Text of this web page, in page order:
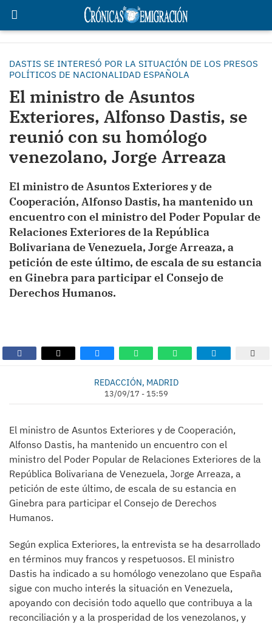
DASTIS SE INTERESÓ POR LA SITUACIÓN DE LOS PRESOS
POLÍTICOS DE NACIONALIDAD ESPAÑOLA
El ministro de Asuntos
Exteriores, Alfonso Dastis, se
reunió con su homólogo
venezolano, Jorge Arreaza
El ministro de Asuntos Exteriores y de
Cooperación, Alfonso Dastis, ha mantenido un
encuentro con el ministro del Poder Popular de
Relaciones Exteriores de la República
Bolivariana de Venezuela, Jorge Arreaza, a
petición de este último, de escala de su estancia
en Ginebra para participar el Consejo de
Derechos Humanos.
REDACCIÓN, MADRID
13/09/17 - 15:59
El ministro de Asuntos Exteriores y de Cooperación,
Alfonso Dastis, ha mantenido un encuentro con el
ministro del Poder Popular de Relaciones Exteriores de la
República Bolivariana de Venezuela, Jorge Arreaza, a
petición de este último, de escala de su estancia en
Ginebra para participar el Consejo de Derechos
Humanos.
Según explica Exteriores, la entrevista se ha desarrollado
en términos muy francos y respetuosos. El ministro
Dastis ha indicado a su homólogo venezolano que España
sigue con mucho interés la situación en Venezuela,
apoyando con decisión todo aquello que contribuya a la
reconciliación y a la prosperidad de los venezolanos, y